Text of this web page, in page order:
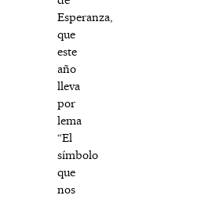
Esperanza,
que
este
año
lleva
por
lema
“El
símbolo
que
nos